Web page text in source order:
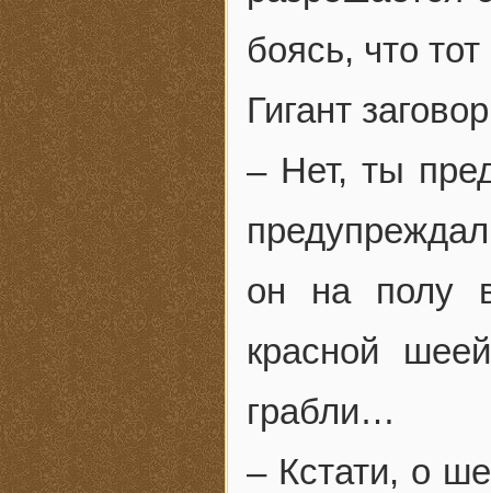
боясь, что
Гигант
– Нет, ты
он на полу
красной
грабли…
– Кстати, о